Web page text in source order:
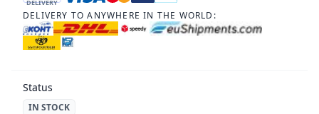
DELIVERY
DELIVERY TO ANYWHERE IN THE WORLD:
Status
IN STOCK